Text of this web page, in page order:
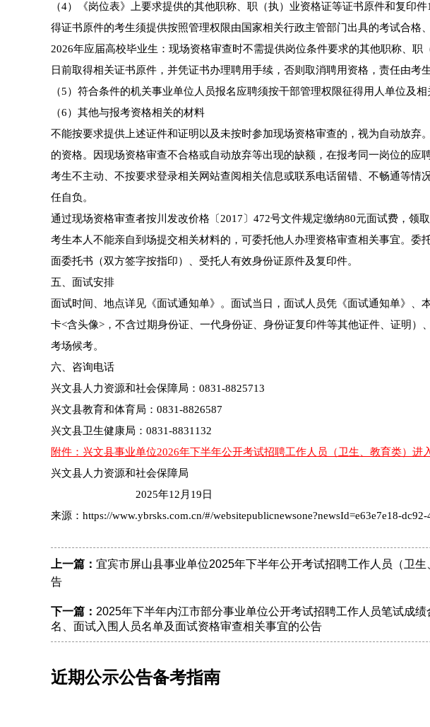
（4）《岗位表》上要求提供的其他职称、职（执）业资格证等证书原件和复印
得证书原件的考生须提供按照管理权限由国家相关行政主管部门出具的考试合格
2026年应届高校毕业生：现场资格审查时不需提供岗位条件要求的其他职称、职
日前取得相关证书原件，并凭证书办理聘用手续，否则取消聘用资格，责任由考生
（5）符合条件的机关事业单位人员报名应聘须按干部管理权限征得用人单位及相
（6）其他与报考资格相关的材料
不能按要求提供上述证件和证明以及未按时参加现场资格审查的，视为自动放弃
的资格。因现场资格审查不合格或自动放弃等出现的缺额，在报考同一岗位的应
考生不主动、不按要求登录相关网站查阅相关信息或联系电话留错、不畅通等情
任自负。
通过现场资格审查者按川发改价格〔2017〕472号文件规定缴纳80元面试费，领取
考生本人不能亲自到场提交相关材料的，可委托他人办理资格审查相关事宜。委
面委托书（双方签字按指印）、受托人有效身份证原件及复印件。
五、面试安排
面试时间、地点详见《面试通知单》。面试当日，面试人员凭《面试通知单》、
卡<含头像>，不含过期身份证、一代身份证、身份证复印件等其他证件、证明
考场候考。
六、咨询电话
兴文县人力资源和社会保障局：0831-8825713
兴文县教育和体育局：0831-8826587
兴文县卫生健康局：0831-8831132
附件：兴文县事业单位2026年下半年公开考试招聘工作人员（卫生、教育类）进
兴文县人力资源和社会保障局
2025年12月19日
来源：https://www.ybrsks.com.cn/#/websitepublicnewsone?newsId=e63e7e18-
上一篇： 宜宾市屏山县事业单位2025年下半年公开考试招聘工作人员（卫
告
下一篇： 2025年下半年内江市部分事业单位公开考试招聘工作人员笔试成
名、面试入围人员名单及面试资格审查相关事宜的公告
近期公示公告备考指南